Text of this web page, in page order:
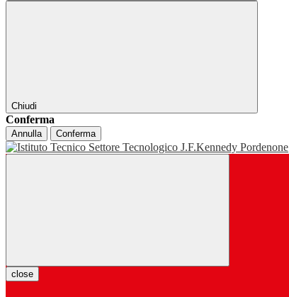
Chiudi
Conferma
Annulla Conferma
close